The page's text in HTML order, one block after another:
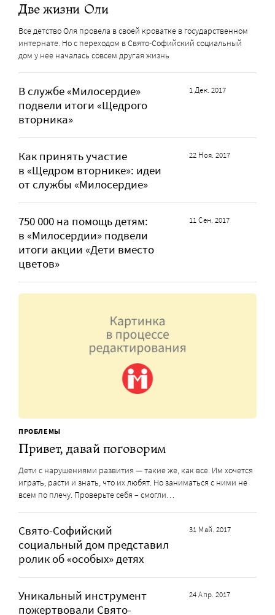
Две жизни Оли
Все детство Оля провела в своей кроватке в государственном
интернате. Но с переходом в Свято-Софийский социальный
дом у нее началась совсем другая жизнь
В службе «Милосердие»
подвели итоги «Щедрого
вторника»
1 Дек. 2017
Как принять участие
в «Щедром вторнике»: идеи
от службы «Милосердие»
22 Ноя. 2017
750 000 на помощь детям:
в «Милосердии» подвели
итоги акции «Дети вместо
цветов»
11 Сен. 2017
ПРОБЛЕМЫ
Привет, давай поговорим
Дети с нарушениями развития — такие же, как все. Им хочется
играть, расти и знать, что их любят. Но заниматься с ними не
всем по плечу. Проверьте себя – смогли…
Свято-Софийский
социальный дом представил
ролик об «особых» детях
31 Май. 2017
Уникальный инструмент
пожертвовали Свято-
24 Апр. 2017